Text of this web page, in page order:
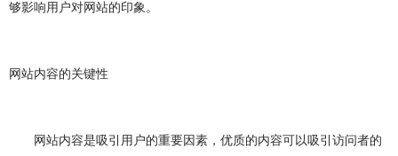
成都app开发
app开发多少钱 网站建设 做网站
够影响用户对网站的印象。
网站内容的关键性
网站内容是吸引用户的重要因素，优质的内容可以吸引访问者的